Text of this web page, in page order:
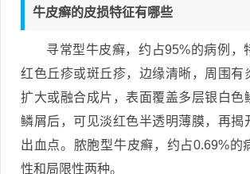
牛皮癣的皮损特征有哪些
寻常型牛皮癣，约占95%的病例，
红色丘疹或斑丘疹，边缘清晰，周围有
扩大或融合成片，表面覆盖多层银白色
鳞屑后，可见淡红色半透明薄膜，再揭
出血点。脓胞型牛皮癣，约占0.69%的
性和局限性两种。